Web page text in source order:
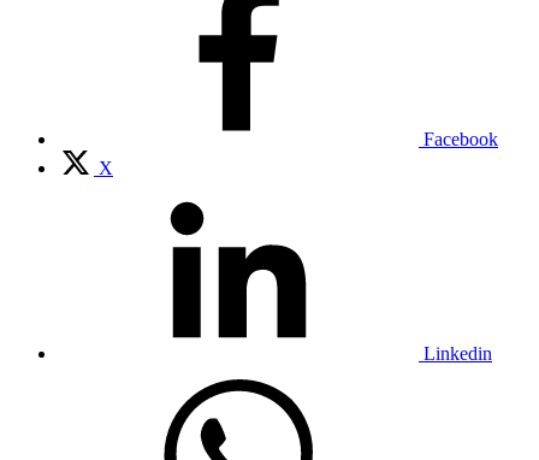
Facebook
X
Linkedin